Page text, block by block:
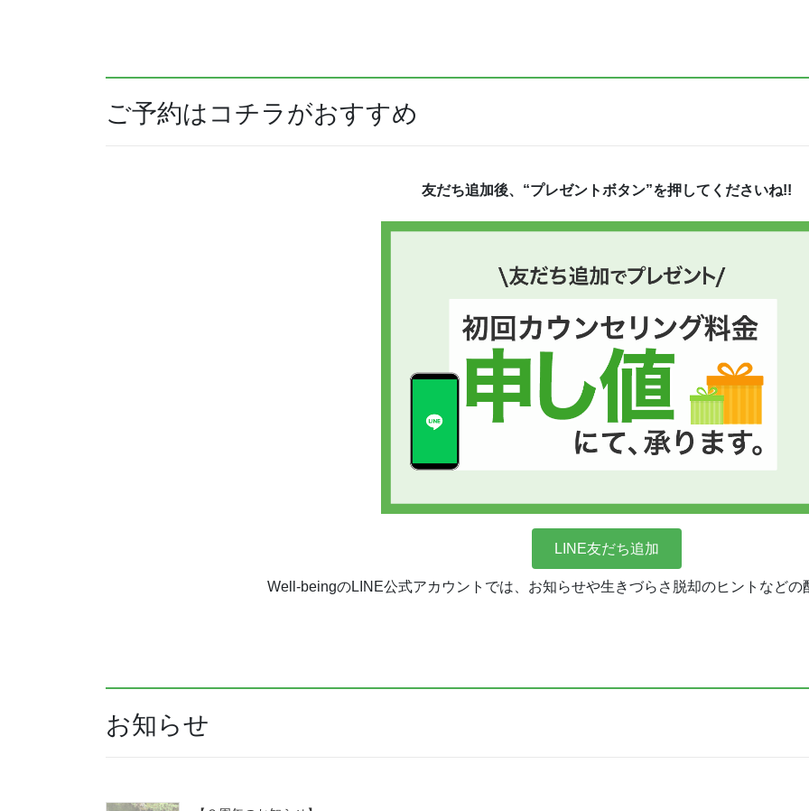
ご予約はコチラがおすすめ
友だち追加後、“プレゼントボタン”を押してくださいね!!
LINE友だち追加
Well-beingのLINE公式アカウントでは、お知らせや生きづらさ脱却のヒントなどの
お知らせ